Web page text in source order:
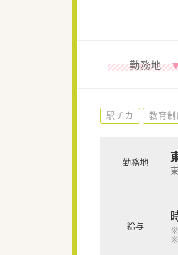
勤務地
駅チカ 教育
勤務地
給与